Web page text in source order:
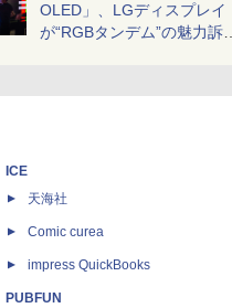
OLED」、LGディスプレイ
が“RGBタンデム”の魅力訴
ICE
天海社
Comic curea
impress QuickBooks
PUBFUN